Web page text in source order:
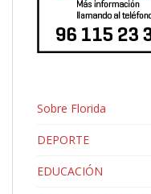
Sobre Florida
DEPORTE
EDUCACIÓN